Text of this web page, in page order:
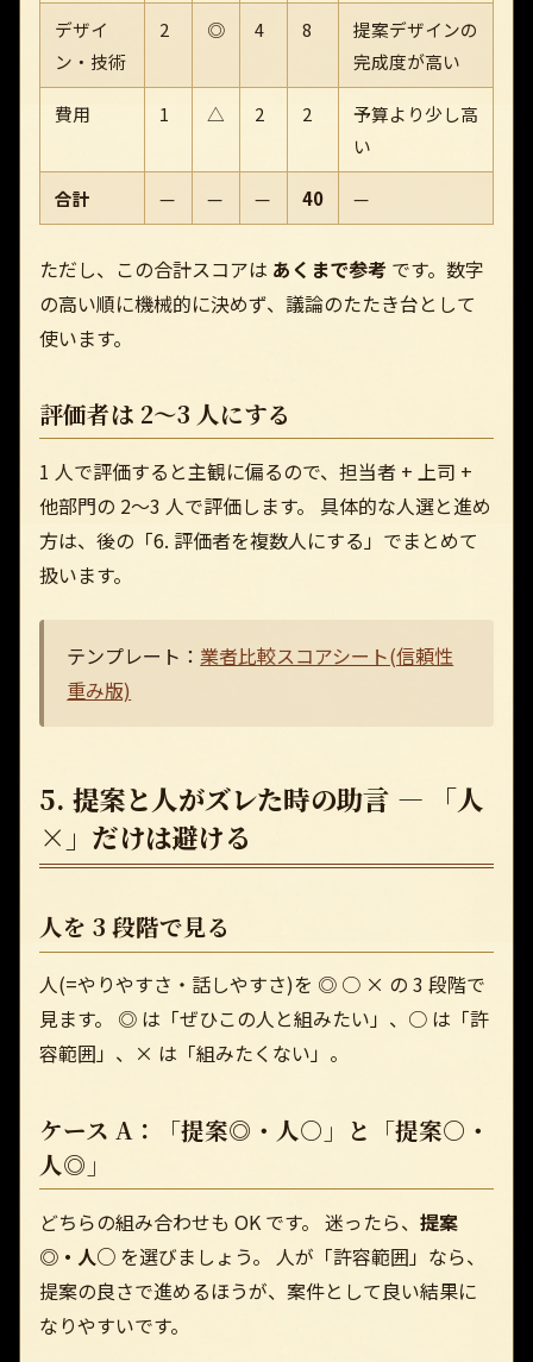
デザイ
ン・技術
2 ◎ 4 8
提案デザインの
完成度が高い
費用 1 △ 2 2
予算より少し高
い
合計 — — — 40 —
ただし、この合計スコアは あくまで参考 です。数字
の高い順に機械的に決めず、議論のたたき台として
使います。
評価者は 2〜3 人にする
1 人で評価すると主観に偏るので、担当者 + 上司 +
他部門の 2〜3 人で評価します。 具体的な人選と進め
方は、後の「6. 評価者を複数人にする」でまとめて
扱います。
テンプレート： 業者比較スコアシート(信頼性
重み版)
5. 提案と人がズレた時の助言 — 「人
×」だけは避ける
人を 3 段階で見る
人(=やりやすさ・話しやすさ)を ◎ ○ × の 3 段階で
見ます。 ◎ は「ぜひこの人と組みたい」、○ は「許
容範囲」、× は「組みたくない」。
ケース A：「提案◎・人○」と「提案○・
人◎」
どちらの組み合わせも OK です。 迷ったら、 提案
◎・人○ を選びましょう。 人が「許容範囲」なら、
提案の良さで進めるほうが、案件として良い結果に
なりやすいです。